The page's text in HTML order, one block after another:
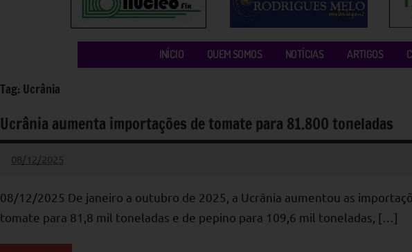
INÍCIO QUEM SOMOS NOTÍCIAS ARTIGOS
Tag: Ucrânia
Ucrânia aumenta importações de tomate para 81.800 toneladas
08/12/2025
admin
Nenhum
08/12/2025 De janeiro a outubro de 2025, a Ucrânia aumentou as
tomate para 81,8 mil toneladas e de pepino para 109,6 mil toneladas, […]